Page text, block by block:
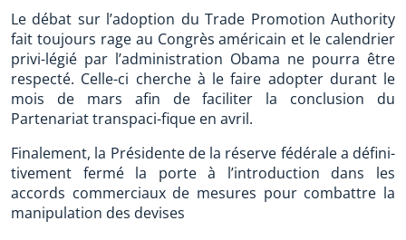
Le débat sur l’adoption du Trade Promotion Authority
fait toujours rage au Congrès américain et le calendrier
privi-légié par l’administration Obama ne pourra être
respecté. Celle-ci cherche à le faire adopter durant le
mois de mars afin de faciliter la conclusion du
Partenariat transpaci-fique en avril.
Finalement, la Présidente de la réserve fédérale a défini-
tivement fermé la porte à l’introduction dans les
accords commerciaux de mesures pour combattre la
manipulation des devises